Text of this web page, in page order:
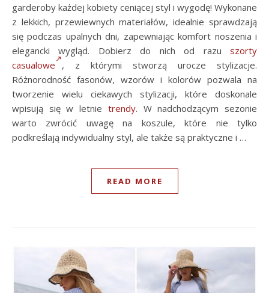
garderoby każdej kobiety ceniącej styl i wygodę! Wykonane
z lekkich, przewiewnych materiałów, idealnie sprawdzają
się podczas upalnych dni, zapewniając komfort noszenia i
elegancki wygląd. Dobierz do nich od razu szorty
casualowe
, z którymi stworzą urocze stylizacje.
Różnorodność fasonów, wzorów i kolorów pozwala na
tworzenie wielu ciekawych stylizacji, które doskonale
wpisują się w letnie trendy. W nadchodzącym sezonie
warto zwrócić uwagę na koszule, które nie tylko
podkreślają indywidualny styl, ale także są praktyczne i …
READ MORE